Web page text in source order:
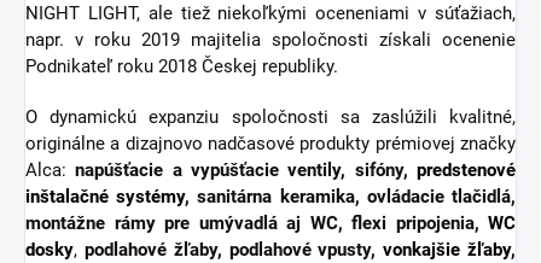
NIGHT LIGHT, ale tiež niekoľkými oceneniami v súťažiach,
napr. v roku 2019 majitelia spoločnosti získali ocenenie
Podnikateľ roku 2018 Českej republiky.
O dynamickú expanziu spoločnosti sa zaslúžili kvalitné,
originálne a dizajnovo nadčasové produkty prémiovej značky
Alca:napúšťacie a vypúšťacie ventily, sifóny,predstenové
inštalačné systémy, sanitárna keramika, ovládacie tlačidlá,
montážne rámy pre umývadlá aj WC, flexi pripojenia, WC
dosky, podlahové žľaby, podlahové vpusty,vonkajšie žľaby,